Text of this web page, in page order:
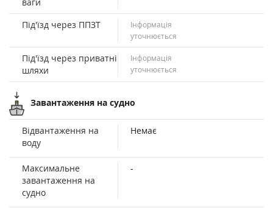
Під'їзд через ППЗТ
Інформація
уточнюється
Під'їзд через приватні
шляхи
Інформація
уточнюється
Завантаження на судно
Відвантаження на
воду
Немає
Максимальне
завантаження на
судно
-